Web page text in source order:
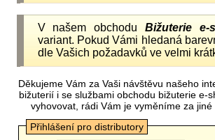
V našem obchoduBižuterie e-
variant. Pokud Vámi hledaná
dle Vašich požadavků ve velmi
Děkujeme Vám za Vaši návštěvu našeho
bižuterií i se službami obchodu bižuterie e-
vyhovovat, rádi Vám je vyměníme za
Přihlášení pro distributory